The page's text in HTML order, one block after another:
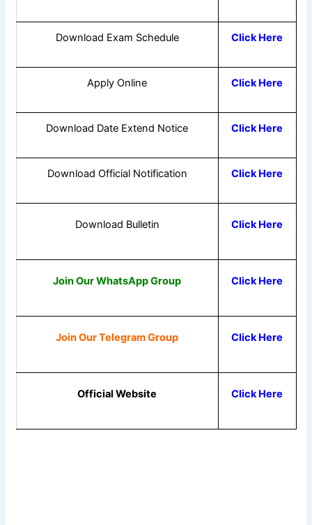
Download Exam Schedule Click Here
Apply Online Click Here
Download Date Extend Notice Click Here
Download Official Notification Click Here
Download Bulletin Click Here
Join Our WhatsApp Group Click Here
Join Our Telegram Group Click Here
Official Website Click Here